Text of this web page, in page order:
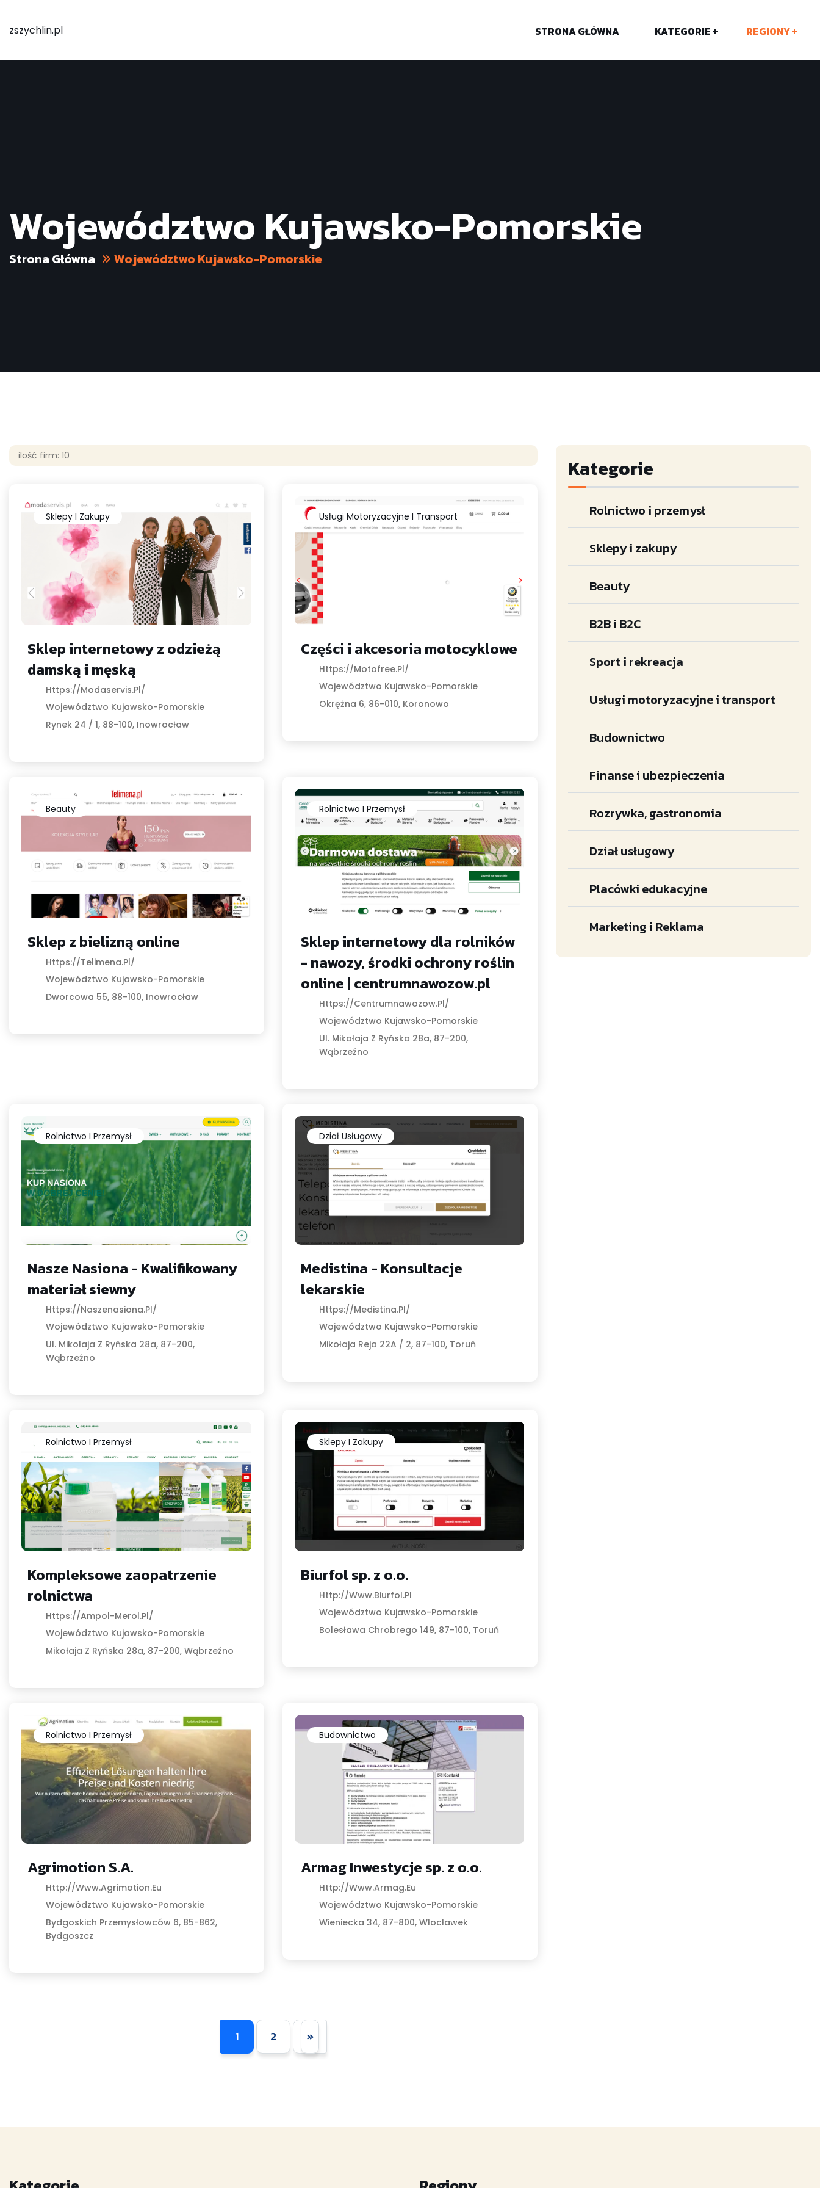
zszychlin.pl STRONA GŁÓWNA KATEGORIE REGIONY
Województwo Kujawsko-Pomorskie
Strona Główna Województwo Kujawsko-Pomorskie
ilość firm: 10
Sklepy I Zakupy
Sklep internetowy z odzieżą
damską i męską
Https://modaservis.pl/
Województwo Kujawsko-Pomorskie
Rynek 24 / 1, 88-100, Inowrocław
Usługi Motoryzacyjne I Transport
Części i akcesoria motocyklowe
Https://motofree.pl/
Województwo Kujawsko-Pomorskie
Okrężna 6, 86-010, Koronowo
Beauty
Sklep z bielizną online
Https://telimena.pl/
Województwo Kujawsko-Pomorskie
Dworcowa 55, 88-100, Inowrocław
Rolnictwo I Przemysł
Sklep internetowy dla rolników
- nawozy, środki ochrony roślin
online | centrumnawozow.pl
Https://centrumnawozow.pl/
Województwo Kujawsko-Pomorskie
Ul. Mikołaja Z Ryńska 28a, 87-200,
Wąbrzeźno
Rolnictwo I Przemysł
Nasze Nasiona - Kwalifikowany
materiał siewny
Https://naszenasiona.pl/
Województwo Kujawsko-Pomorskie
Ul. Mikołaja Z Ryńska 28a, 87-200,
Wąbrzeźno
Dział Usługowy
Medistina - Konsultacje
lekarskie
Https://medistina.pl/
Województwo Kujawsko-Pomorskie
Mikołaja Reja 22A / 2, 87-100, Toruń
Rolnictwo I Przemysł
Kompleksowe zaopatrzenie
rolnictwa
Https://ampol-Merol.pl/
Województwo Kujawsko-Pomorskie
Mikołaja Z Ryńska 28a, 87-200, Wąbrzeźno
Sklepy I Zakupy
Biurfol sp. z o.o.
Http://www.biurfol.pl
Województwo Kujawsko-Pomorskie
Bolesława Chrobrego 149, 87-100, Toruń
Rolnictwo I Przemysł
Agrimotion S.A.
Http://www.agrimotion.eu
Województwo Kujawsko-Pomorskie
Bydgoskich Przemysłowców 6, 85-862,
Bydgoszcz
Budownictwo
Armag Inwestycje sp. z o.o.
Http://www.armag.eu
Województwo Kujawsko-Pomorskie
Wieniecka 34, 87-800, Włocławek
1 2 »
Kategorie
Rolnictwo i przemysł
Sklepy i zakupy
Beauty
B2B i B2C
Sport i rekreacja
Usługi motoryzacyjne i transport
Budownictwo
Finanse i ubezpieczenia
Rozrywka, gastronomia
Dział usługowy
Placówki edukacyjne
Marketing i Reklama